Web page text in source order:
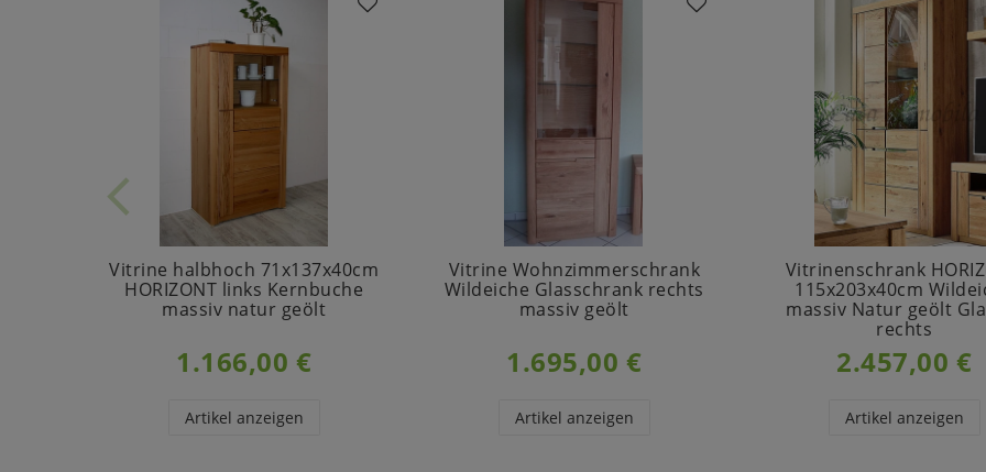
Vitrine halbhoch 71x137x40cm
HORIZONT links Kernbuche
massiv natur geölt
1.166,00 €
Artikel anzeigen
Vitrine Wohnzimmerschrank
Wildeiche Glasschrank rechts
massiv geölt
1.695,00 €
Artikel anzeigen
Vitrinenschrank
115x203x40cm
massiv Natur geölt
rechts
2.457,00 €
Artikel anzeigen